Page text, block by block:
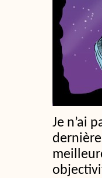
Je n’ai